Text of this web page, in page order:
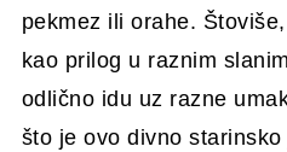
pekmez ili orahe.
kao prilog u raznim
odlično idu uz razne
što je ovo divno